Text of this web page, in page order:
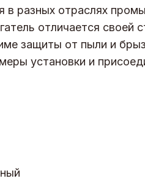
в разных отраслях
отличается своей
защиты от пыли и
установки и